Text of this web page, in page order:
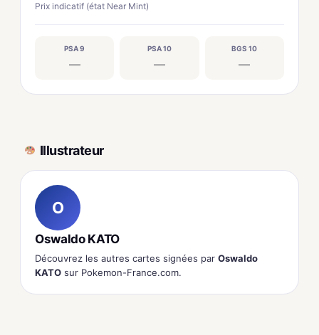
Prix indicatif (état Near Mint)
PSA 9
—
PSA 10
—
BGS 10
—
Illustrateur
O
Oswaldo KATO
Découvrez les autres cartes signées par Oswaldo
KATO sur Pokemon-France.com.